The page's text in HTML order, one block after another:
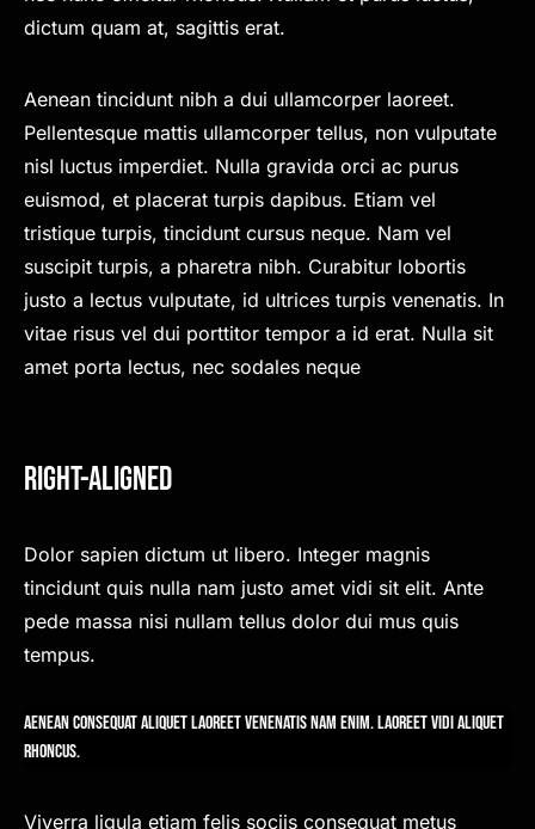
dictum quam at, sagittis erat.
Aenean tincidunt nibh a dui ullamcorper laoreet.
Pellentesque mattis ullamcorper tellus, non vulputate
nisl luctus imperdiet. Nulla gravida orci ac purus
euismod, et placerat turpis dapibus. Etiam vel
tristique turpis, tincidunt cursus neque. Nam vel
suscipit turpis, a pharetra nibh. Curabitur lobortis
justo a lectus vulputate, id ultrices turpis venenatis. In
vitae risus vel dui porttitor tempor a id erat. Nulla sit
amet porta lectus, nec sodales neque
Right-Aligned
Dolor sapien dictum ut libero. Integer magnis
tincidunt quis nulla nam justo amet vidi sit elit. Ante
pede massa nisi nullam tellus dolor dui mus quis
tempus.
Aenean consequat aliquet laoreet venenatis nam enim. Laoreet vidi aliquet
rhoncus.
Viverra ligula etiam felis sociis consequat metus